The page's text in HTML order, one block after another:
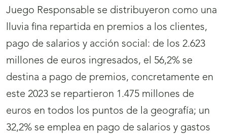
Juego Responsable se distribuyeron como una
lluvia fina repartida en premios a los clientes,
pago de salarios y acción social: de los 2.623
millones de euros ingresados, el 56,2% se
destina a pago de premios, concretamente en
este 2023 se repartieron 1.475 millones de
euros en todos los puntos de la geografía; un
32,2% se emplea en pago de salarios y gastos